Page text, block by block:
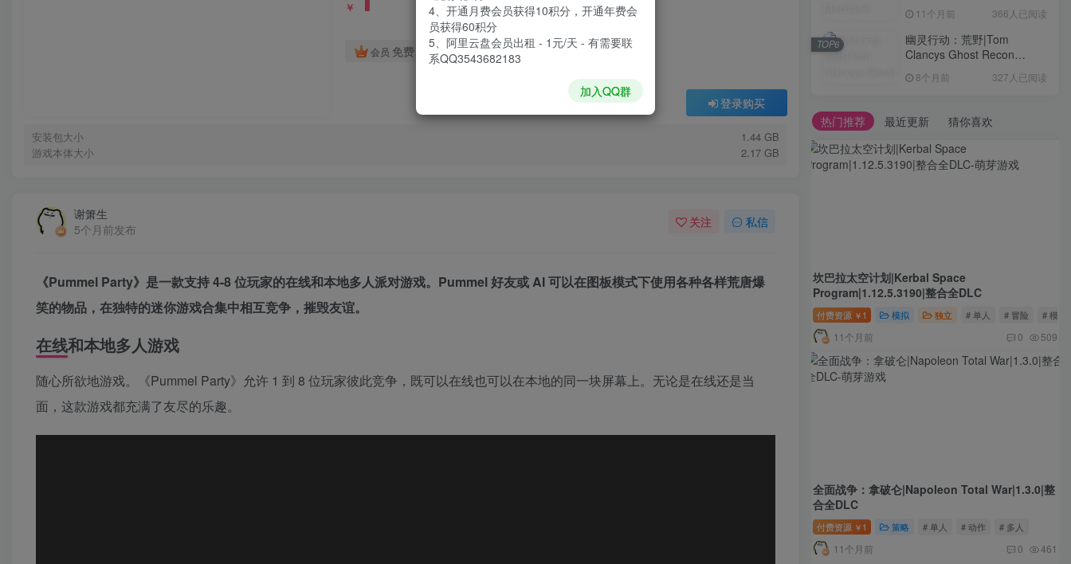
￥
会员 免费
登录购买
安装包大小
1.44 GB
游戏本体大小
2.17 GB
谢箫生
5个月前发布
关注 私信
《Pummel Party》是一款支持 4-8 位玩家的在线和本地多人派对游戏。Pummel 好友或 AI 可以在图板模式下使用各种各样荒唐爆
笑的物品，在独特的迷你游戏合集中相互竞争，摧毁友谊。
在线和本地多人游戏
随心所欲地游戏。《Pummel Party》允许 1 到 8 位玩家彼此竞争，既可以在线也可以在本地的同一块屏幕上。无论是在线还是当
面，这款游戏都充满了友尽的乐趣。
11个月前 366人已阅读
幽灵行动：荒野|Tom
Clancys Ghost Recon
DLC8个月前 327人已阅读
TOP6
热门推荐 最近更新 猜你喜欢
坎巴拉太空计划|Kerbal Space
Program|1.12.5.3190|整合全DLC
付费资源 ￥ 1 模拟 独立 # 单人 # 冒险 # 模拟
11个月前 0 509
全面战争：拿破仑|Napoleon Total War|1.3.0|整
合全DLC
付费资源 ￥ 1 策略 # 单人 # 动作 # 多人
11个月前 0 461
4、开通月费会员获得10积分，开通年费会
员获得60积分
5、阿里云盘会员出租 - 1元/天 - 有需要联
系QQ3543682183
加入QQ群